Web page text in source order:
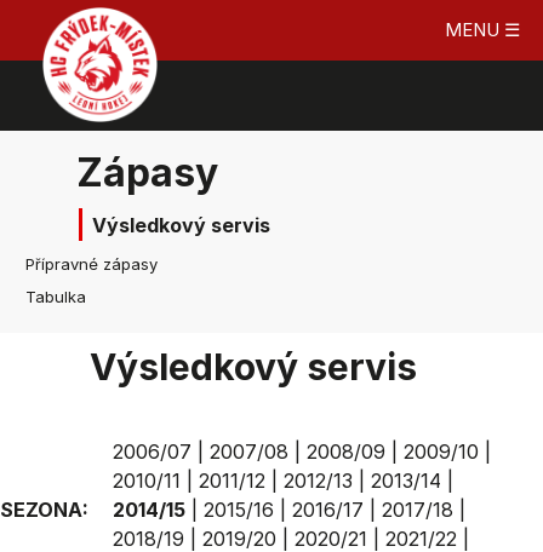
MENU ☰
Zápasy
Výsledkový servis
Přípravné zápasy
Tabulka
Výsledkový servis
SEZONA:
2006/07 2007/08 2008/09 2009/10
2010/11
2011/12 2012/13 2013/14
2014/15
2015/16 2016/17 2017/18
2018/19
2019/20 2020/21 2021/22